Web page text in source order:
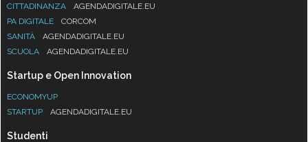
CITTADINANZA
AGENDADIGITALE.EU
PA DIGITALE
CORCOM
SANITÀ
AGENDADIGITALE.EU
SCUOLA
AGENDADIGITALE.EU
Startup e Open Innovation
ECONOMYUP
STARTUP
AGENDADIGITALE.EU
Studenti